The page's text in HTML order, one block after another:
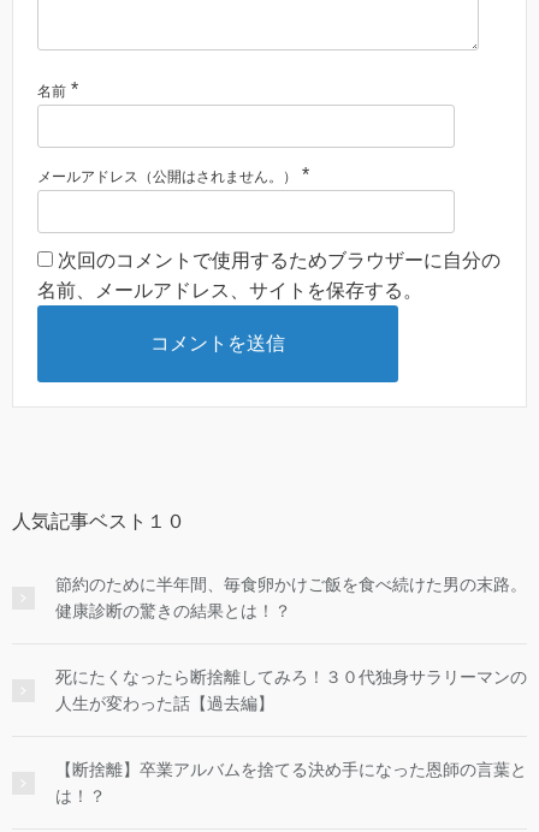
名前 *
メールアドレス（公開はされません。） *
次回のコメントで使用するためブラウザーに自分の
名前、メールアドレス、サイトを保存する。
人気記事ベスト１０
節約のために半年間、毎食卵かけご飯を食べ続けた男の末路。
健康診断の驚きの結果とは！？
死にたくなったら断捨離してみろ！３０代独身サラリーマンの
人生が変わった話【過去編】
【断捨離】卒業アルバムを捨てる決め手になった恩師の言葉と
は！？